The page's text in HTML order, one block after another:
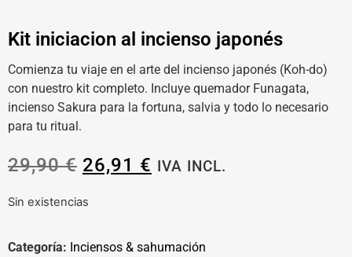
Kit iniciacion al incienso japonés
Comienza tu viaje en el arte del incienso japonés (Koh-do)
con nuestro kit completo. Incluye quemador Funagata,
incienso Sakura para la fortuna, salvia y todo lo necesario
para tu ritual.
29,90€ 26,91 € IVA INCL.
Sin existencias
Categoría: Inciensos & sahumación